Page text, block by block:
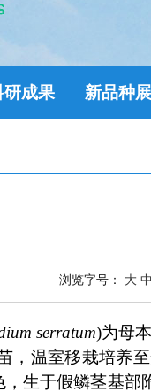
研成果 新品种
浏览字号： 大 中
serratum)为母
，温室移栽培养
生于假鳞茎基部